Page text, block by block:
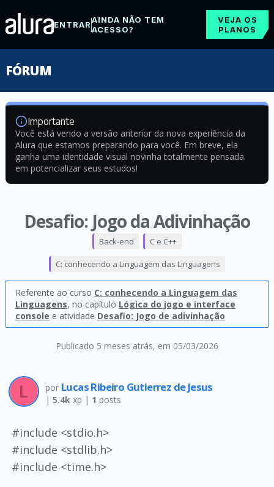
ENTRARAINDA NÃO TEM
ACESSO?
VEJA OS
PLANOS
FÓRUM
Importante
Você está vendo a versão anterior da nova experiência da
Alura que estamos preparando para você. Em breve, ela
ganha uma identidade visual novinha totalmente pensada
em potencializar seus estudos!
Desafio: Jogo da Adivinhação
Publicado 5 meses atrás, em 05/03/2026
Back-end C e C++
C: conhecendo a Linguagem das Linguagens
Referente ao curso C: conhecendo a Linguagem das
Linguagens, no capítulo Lógica do jogo e interface
console e atividade Desafio: Jogo de adivinhação
por Lucas Ribeiro Gutierrez de Jesus
| 5.4kxp | 1 posts
#include <stdio.h>
#include <stdlib.h>
#include <time.h>